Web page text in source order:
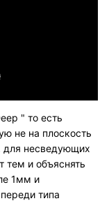
" то есть
не на плоскость
для несведующих
тем и объяснять
1мм и
типа